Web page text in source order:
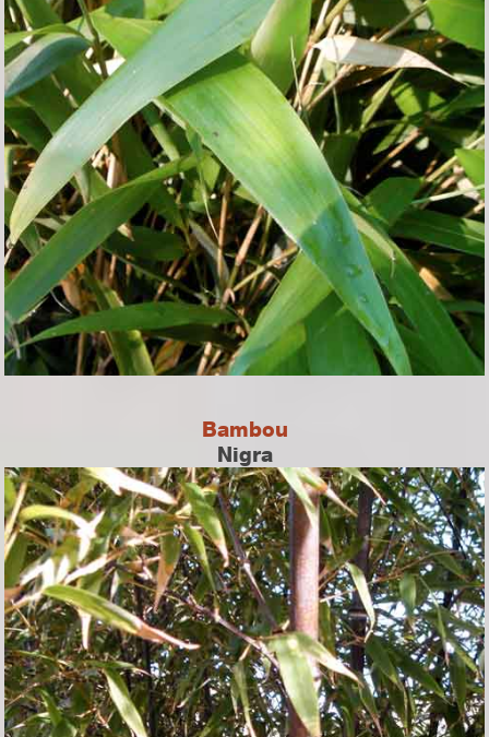
Bambou
Nigra